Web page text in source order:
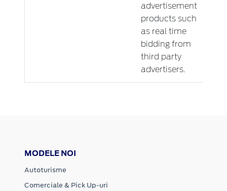
advertisement
products such
as real time
bidding from
third party
advertisers.
MODELE NOI
Autoturisme
Comerciale & Pick Up-uri